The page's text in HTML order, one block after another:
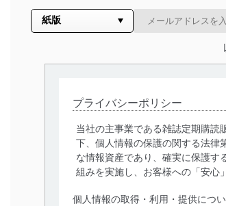
プライバシーポリシー
当社の主事業である雑誌定期購読
下、個人情報の保護の関する法律
な情報資産であり、確実に保護す
組みを実施し、お客様への「安心
個人情報の取得・利用・提供につ